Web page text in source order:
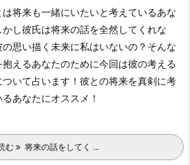
は将来も一緒にいたいと考えているあな
かし彼氏は将来の話を全然してくれな
の思い描く未来に私はいないの？そんな
抱えるあなたのために今回は彼の考える
ついて占います！彼との将来を真剣に考
るあなたにオススメ！
む 将来の話をしてく ...